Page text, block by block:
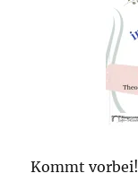
Kommt